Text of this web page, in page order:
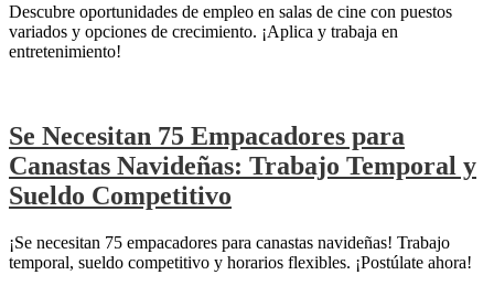
Descubre oportunidades de empleo en salas de cine con puestos
variados y opciones de crecimiento. ¡Aplica y trabaja en
entretenimiento!
Se Necesitan 75 Empacadores para
Canastas Navideñas: Trabajo Temporal y
Sueldo Competitivo
¡Se necesitan 75 empacadores para canastas navideñas! Trabajo
temporal, sueldo competitivo y horarios flexibles. ¡Postúlate ahora!